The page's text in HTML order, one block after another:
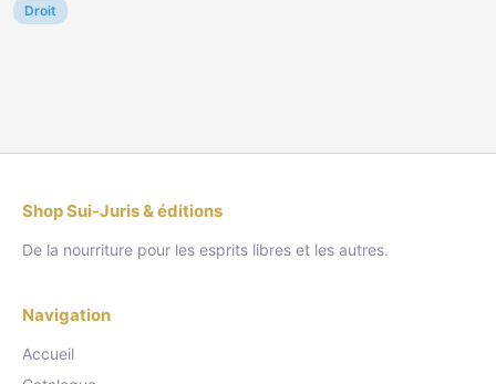
Droit
Shop Sui-Juris & éditions
De la nourriture pour les esprits libres et les autres.
Navigation
Accueil